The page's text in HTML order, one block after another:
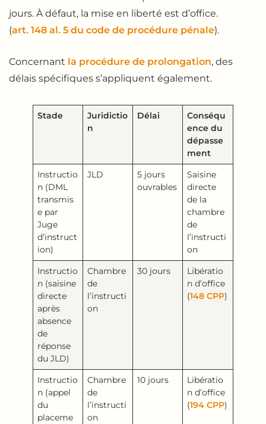
jours. À défaut, la mise en liberté est d’office.
(art. 148 al. 5 du code de procédure pénale).
Concernant la procédure de prolongation, des
délais spécifiques s’appliquent également.
Stade
Juridictio
n
Délai
Conséqu
ence du
dépasse
ment
Instructio
n (DML
transmis
e par
Juge
d’instruct
ion)
JLD
5 jours
ouvrables
Saisine
directe
de la
chambre
de
l’instructi
on
Instructio
n (saisine
directe
après
absence
de
réponse
du JLD)
Chambre
de
l’instructi
on
30 jours
Libératio
n d’office
(148 CPP)
Instructio
n (appel
du
placeme
Chambre
de
l’instructi
on
10 jours
Libératio
n d’office
(194 CPP)